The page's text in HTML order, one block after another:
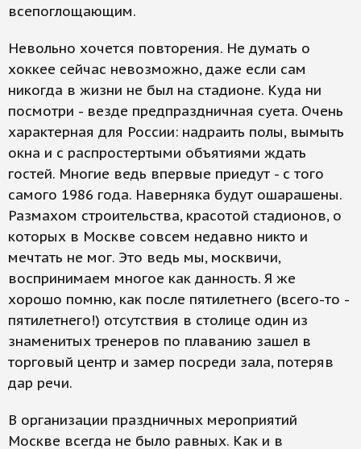
всепоглощающим.
Невольно хочется повторения. Не думать о
хоккее сейчас невозможно, даже если сам
никогда в жизни не был на стадионе. Куда ни
посмотри - везде предпраздничная суета. Очень
характерная для России: надраить полы, вымыть
окна и с распростертыми объятиями ждать
гостей. Многие ведь впервые приедут - с того
самого 1986 года. Наверняка будут ошарашены.
Размахом строительства, красотой стадионов, о
которых в Москве совсем недавно никто и
мечтать не мог. Это ведь мы, москвичи,
воспринимаем многое как данность. Я же
хорошо помню, как после пятилетнего (всего-то -
пятилетнего!) отсутствия в столице один из
знаменитых тренеров по плаванию зашел в
торговый центр и замер посреди зала, потеряв
дар речи.
В организации праздничных мероприятий
Москве всегда не было равных. Как и в